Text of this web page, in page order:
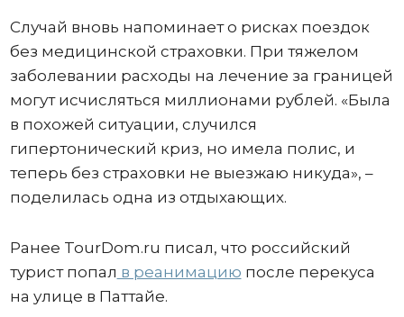
Случай вновь напоминает о рисках поездок
без медицинской страховки. При тяжелом
заболевании расходы на лечение за границей
могут исчисляться миллионами рублей. «Была
в похожей ситуации, случился
гипертонический криз, но имела полис, и
теперь без страховки не выезжаю никуда», –
поделилась одна из отдыхающих.
Ранее TourDom.ru писал, что российский
турист попал в реанимацию после перекуса
на улице в Паттайе.